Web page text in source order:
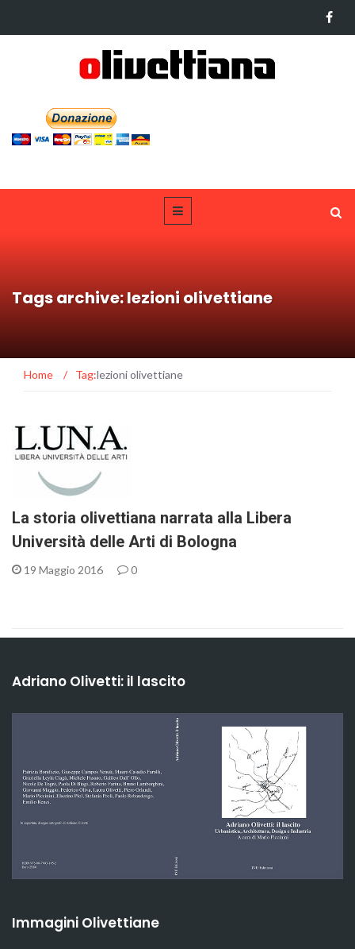
Tags archive: lezioni olivettiane
Home / Tag:lezioni olivettiane
La storia olivettiana narrata alla Libera
Università delle Arti di Bologna
19 Maggio 2016 0
Adriano Olivetti: il lascito
Immagini Olivettiane